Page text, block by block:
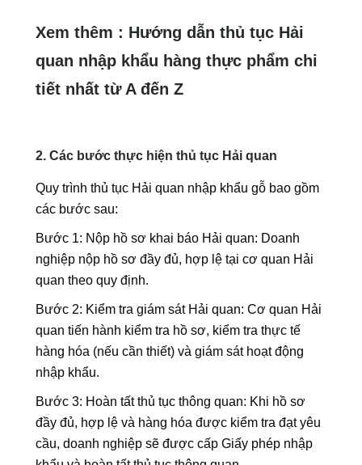
Xem thêm : Hướng dẫn thủ tục Hải
quan nhập khẩu hàng thực phẩm chi
tiết nhất từ A đến Z
2. Các bước thực hiện thủ tục Hải quan
Quy trình thủ tục Hải quan nhập khẩu gỗ bao gồm
các bước sau:
Bước 1: Nộp hồ sơ khai báo Hải quan: Doanh
nghiệp nộp hồ sơ đầy đủ, hợp lệ tại cơ quan Hải
quan theo quy định.
Bước 2: Kiểm tra giám sát Hải quan: Cơ quan Hải
quan tiến hành kiểm tra hồ sơ, kiểm tra thực tế
hàng hóa (nếu cần thiết) và giám sát hoạt động
nhập khẩu.
Bước 3: Hoàn tất thủ tục thông quan: Khi hồ sơ
đầy đủ, hợp lệ và hàng hóa được kiểm tra đạt yêu
cầu, doanh nghiệp sẽ được cấp Giấy phép nhập